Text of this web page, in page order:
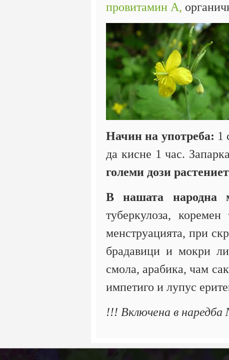
провитамин А,
Начин на употреба: 1
да кисне 1 час.
големи дози
В нашата народна
туберкулоза,
менструацията, при
брадавици и мокри
смола, арабика, чам
импетиго и лупус
!!! Включена в наредба